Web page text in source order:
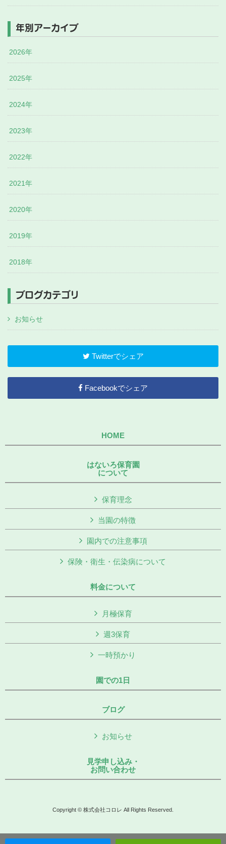
年別アーカイブ
2026年
2025年
2024年
2023年
2022年
2021年
2020年
2019年
2018年
ブログカテゴリ
お知らせ
Twitterでシェア
Facebookでシェア
HOME
はないろ保育園
について
保育理念
当園の特徴
園内での注意事項
保険・衛生・伝染病について
料金について
月極保育
週3保育
一時預かり
園での1日
ブログ
お知らせ
見学申し込み・
お問い合わせ
Copyright © 株式会社コロレ All Rights Reserved.